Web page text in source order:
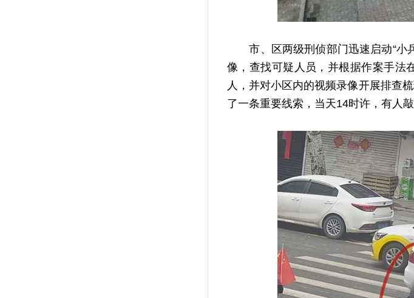
市、区两级刑侦部门迅速启动“小
像，查找可疑人员，并根据作案手法
人，并对小区内的视频录像开展排查
了一条重要线索，当天14时许，有人敲